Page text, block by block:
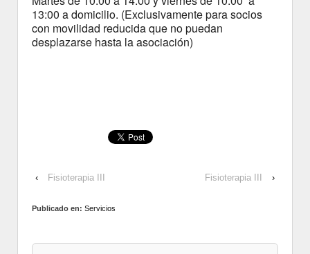
13:00 a domicilio. (Exclusivamente para socios
con movilidad reducida que no puedan
desplazarse hasta la asociación)
‹ Fisioterapia III Fisioterapia III ›
Publicado en: Servicios